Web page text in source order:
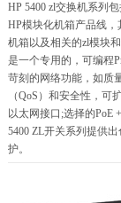
HP 5400 zl交换机系列
HP模块化机箱产品线
机箱以及相关的zl模块
是一个专用的，可编程
苛刻的网络功能，如质
（QoS）和安全性，可
以太网接口;选择的PoE
5400 ZL开关系列提供
护。